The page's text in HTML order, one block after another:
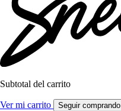
Subtotal del carrito
Ver mi carrito Seguir comprando